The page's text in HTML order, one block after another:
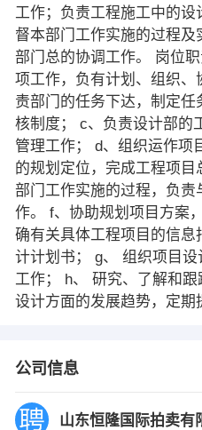
工作；负责工程施工中的
督本部门工作实施的过程
部门总的协调工作。 岗位
项工作，负有计划、组织、
责部门的任务下达，制定
核制度； c、负责设计部的
管理工作； d、组织运作项
的规划定位，完成工程项
部门工作实施的过程，负
作。 f、协助规划项目方案
确有关具体工程项目的信
计计划书； g、 组织项目
工作； h、 研究、了解和跟
设计方面的发展趋势，定期
公司信息
山东恒隆国际拍卖有